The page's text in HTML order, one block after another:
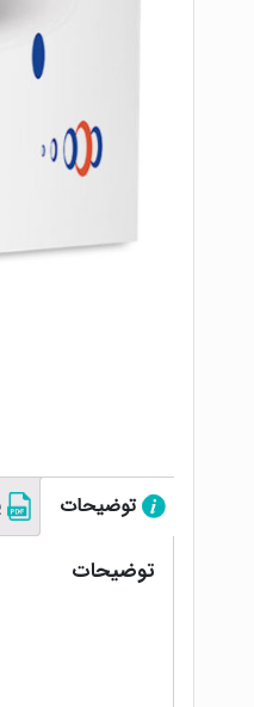
توضیحات
توضیحات